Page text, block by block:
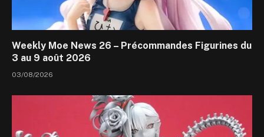
Weekly Moe News 26 – Précommandes Figurines du
3 au 9 août 2026
03/08/2026